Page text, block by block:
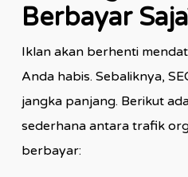
Berbayar
Iklan akan berhenti
Anda habis. Sebaliknya,
jangka panjang. Berikut
sederhana antara trafik
berbayar: